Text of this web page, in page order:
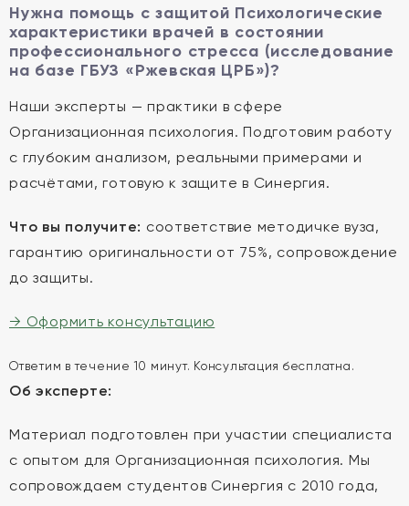
Нужна помощь с защитой Психологические
характеристики врачей в состоянии
профессионального стресса (исследование
на базе ГБУЗ «Ржевская ЦРБ»)?
Наши эксперты — практики в сфере
Организационная психология. Подготовим работу
с глубоким анализом, реальными примерами и
расчётами, готовую к защите в Синергия.
Что вы получите: соответствие методичке вуза,
гарантию оригинальности от 75%, сопровождение
до защиты.
→ Оформить консультацию
Ответим в течение 10 минут. Консультация бесплатна.
Об эксперте:
Материал подготовлен при участии специалиста
с опытом для Организационная психология. Мы
сопровождаем студентов Синергия с 2010 года,